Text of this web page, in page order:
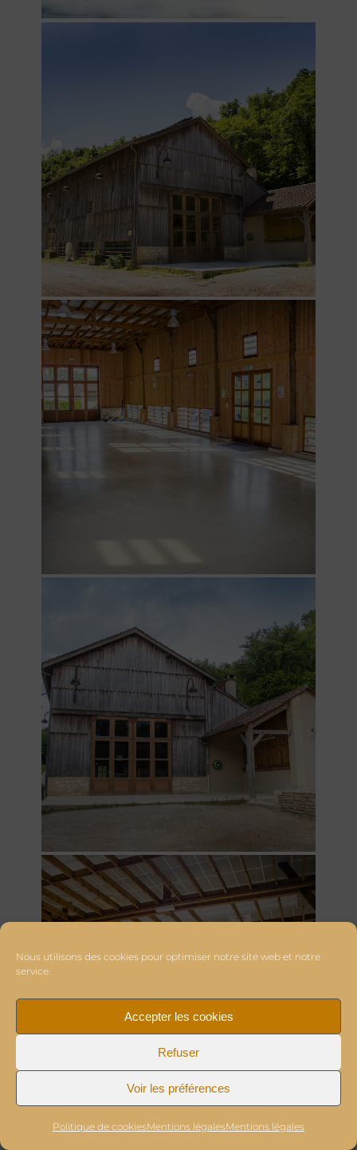
Nous utilisons des cookies pour optimiser notre site web et notre
service.
Accepter les cookies
Refuser
Voir les préférences
Politique de cookiesMentions légalesMentions légales